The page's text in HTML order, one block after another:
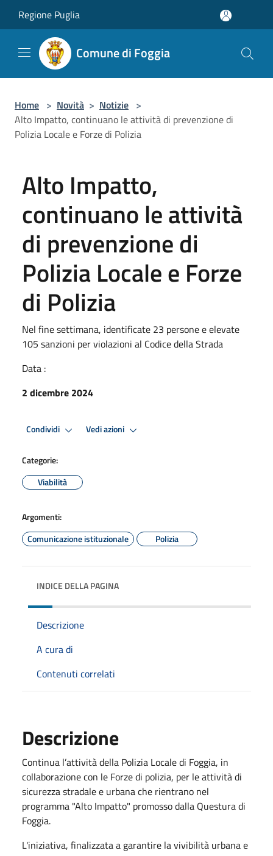
Regione Puglia
Comune di Foggia
Home > Novità > Notizie >
Alto Impatto, continuano le attività di prevenzione di
Polizia Locale e Forze di Polizia
Alto Impatto,
continuano le attività
di prevenzione di
Polizia Locale e Forze
di Polizia
Nel fine settimana, identificate 23 persone e elevate
105 sanzioni per violazioni al Codice della Strada
Data :
2 dicembre 2024
Condividi Vedi azioni
Categorie:
Viabilità
Argomenti:
Comunicazione istituzionale
Polizia
INDICE DELLA PAGINA
Descrizione
A cura di
Contenuti correlati
Descrizione
Continua l’attività della Polizia Locale di Foggia, in
collaborazione con le Forze di polizia, per le attività di
sicurezza stradale e urbana che rientrano nel
programma "Alto Impatto" promosso dalla Questura di
Foggia.
L'iniziativa, finalizzata a garantire la vivibilità urbana e